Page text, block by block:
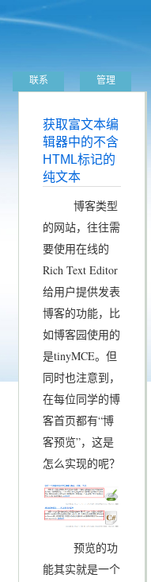
联系 管理
获取富文本编
辑器中的不含
HTML标记的
纯文本
博客类型
的网站，往往需
要使用在线的
Rich Text Editor
给用户提供发表
博客的功能，比
如博客园使用的
是tinyMCE。但
同时也注意到，
在每位同学的博
客首页都有“博
客预览”，这是
怎么实现的呢？
预览的功
能其实就是一个